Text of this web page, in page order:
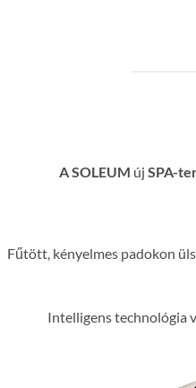
A SOLEUM új SPA-
Fűtött, kényelmes padokon
Intelligens technológia